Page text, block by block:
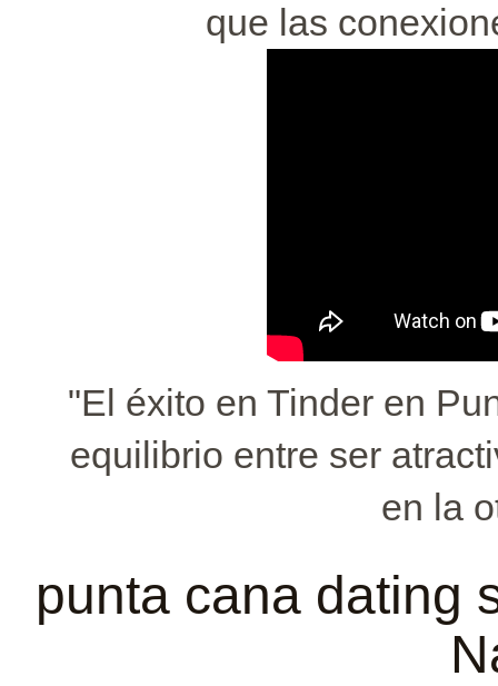
que las
"El éxito en Tinder en
equilibrio entre ser
en la
punta cana dating